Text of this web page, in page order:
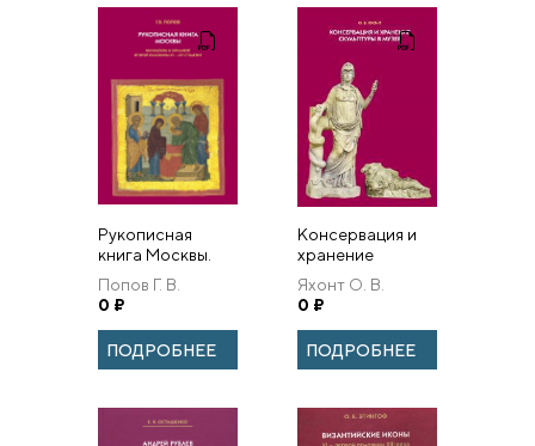
Рукописная
книга Москвы.
Миниатюра и
орнамент
второй
половины XV —
XVI столетия
Попов Г. В.
0 ₽
ПОДРОБНЕЕ
Консервация и
хранение
скульптуры в
музее
Яхонт О. В.
0 ₽
ПОДРОБНЕЕ